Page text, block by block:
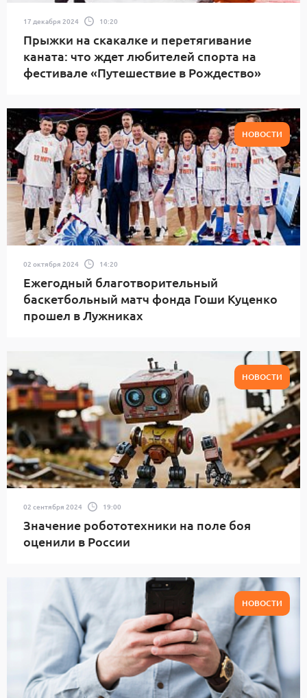
17 декабря 2024 10:20
Прыжки на скакалке и перетягивание
каната: что ждет любителей спорта на
фестивале «Путешествие в Рождество»
НОВОСТИ
02 октября 2024 14:20
Ежегодный благотворительный
баскетбольный матч фонда Гоши Куценко
прошел в Лужниках
НОВОСТИ
02 сентября 2024 19:00
Значение робототехники на поле боя
оценили в России
НОВОСТИ